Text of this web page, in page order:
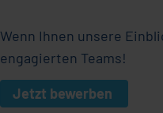
Wenn Ihnen unsere
engagierten Teams!
Jetzt bewerben